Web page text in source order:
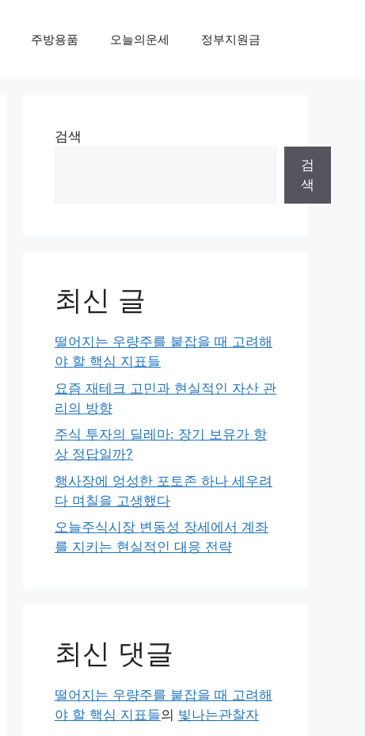
주방용품 오늘의운세 정부지원금
검색
검
색
최신 글
떨어지는 우량주를 붙잡을 때 고려해
야 할 핵심 지표들
요즘 재테크 고민과 현실적인 자산 관
리의 방향
주식 투자의 딜레마: 장기 보유가 항
상 정답일까?
행사장에 엉성한 포토존 하나 세우려
다 며칠을 고생했다
오늘주식시장 변동성 장세에서 계좌
를 지키는 현실적인 대응 전략
최신 댓글
떨어지는 우량주를 붙잡을 때 고려해
야 할 핵심 지표들의 빛나는관찰자